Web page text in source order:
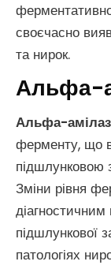
своєчасно
та нирок.
Альфа-
Альфа-
ферменту, що
підшлунковою
Зміни рівня
підшлункової
патологіях